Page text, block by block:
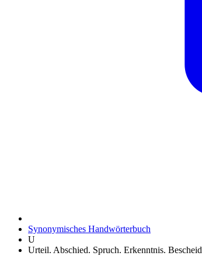
Synonymisches Handwörterbuch
U
Urteil. Abschied. Spruch. Erkenntnis. Bescheid